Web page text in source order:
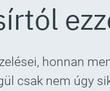
honnan
csak nem úgy